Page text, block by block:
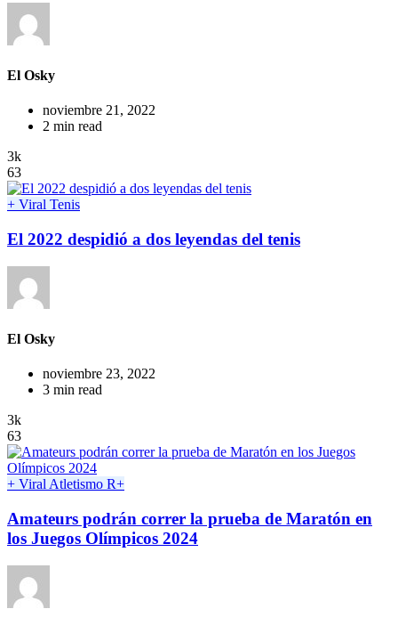
El Osky
noviembre 21, 2022
2 min read
3k
63
+ Viral Tenis
El 2022 despidió a dos leyendas del tenis
El Osky
noviembre 23, 2022
3 min read
3k
63
+ Viral Atletismo R+
Amateurs podrán correr la prueba de Maratón en
los Juegos Olímpicos 2024